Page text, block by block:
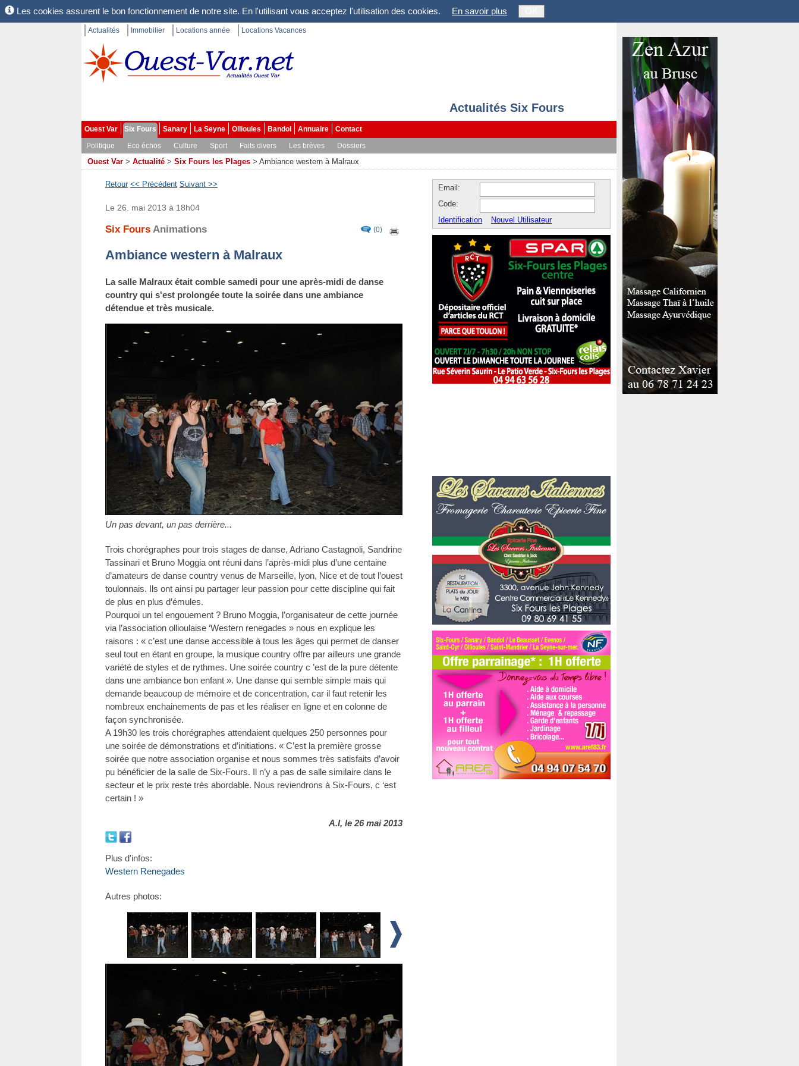
Les cookies assurent le bon fonctionnement de notre site. En l'utilisant vous acceptez l'utilisation des cookies. En savoir plus
Actualités Immobilier Locations année Locations Vacances
Actualités Six Fours
Ouest Var Six Fours Sanary La Seyne Ollioules Bandol Annuaire
Contact
Politique
Eco échos Culture Sport Faits divers Les brèves Dossiers
Ouest Var > Actualité > Six Fours les Plages > Ambiance western à Malraux
Retour << Précédent Suivant >>
(0)
Le 26. mai 2013 à 18h04
Six Fours Animations
Ambiance western à Malraux
La salle Malraux était comble samedi pour une après-midi de danse
country qui s'est prolongée toute la soirée dans une ambiance
détendue et très musicale.
Un pas devant, un pas derrière...
Trois chorégraphes pour trois stages de danse, Adriano Castagnoli, Sandrine
Tassinari et Bruno Moggia ont réuni dans l’après-midi plus d’une centaine
d’amateurs de danse country venus de Marseille, lyon, Nice et de tout l’ouest
toulonnais. Ils ont ainsi pu partager leur passion pour cette discipline qui fait
de plus en plus d’émules.
Pourquoi un tel engouement ? Bruno Moggia, l’organisateur de cette journée
via l’association ollioulaise ‘Western renegades » nous en explique les
raisons : « c’est une danse accessible à tous les âges qui permet de danser
seul tout en étant en groupe, la musique country offre par ailleurs une grande
variété de styles et de rythmes. Une soirée country c ’est de la pure détente
dans une ambiance bon enfant ». Une danse qui semble simple mais qui
demande beaucoup de mémoire et de concentration, car il faut retenir les
nombreux enchainements de pas et les réaliser en ligne et en colonne de
façon synchronisée.
A 19h30 les trois chorégraphes attendaient quelques 250 personnes pour
une soirée de démonstrations et d’initiations. « C’est la première grosse
soirée que notre association organise et nous sommes très satisfaits d’avoir
pu bénéficier de la salle de Six-Fours. Il n’y a pas de salle similaire dans le
secteur et le prix reste très abordable. Nous reviendrons à Six-Fours, c ‘est
certain ! »
A.I, le 26 mai 2013
Plus d'infos:
Western Renegades
Autres photos:
Email:
Code:
Identification
Nouvel Utilisateur